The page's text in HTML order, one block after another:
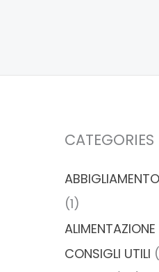
CATEGORIES
(1)
ALIMENTAZIONE
CONSIGLI UTILI